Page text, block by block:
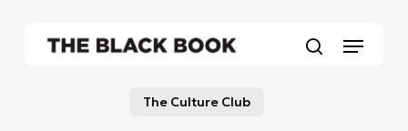
Menu
The Culture Club